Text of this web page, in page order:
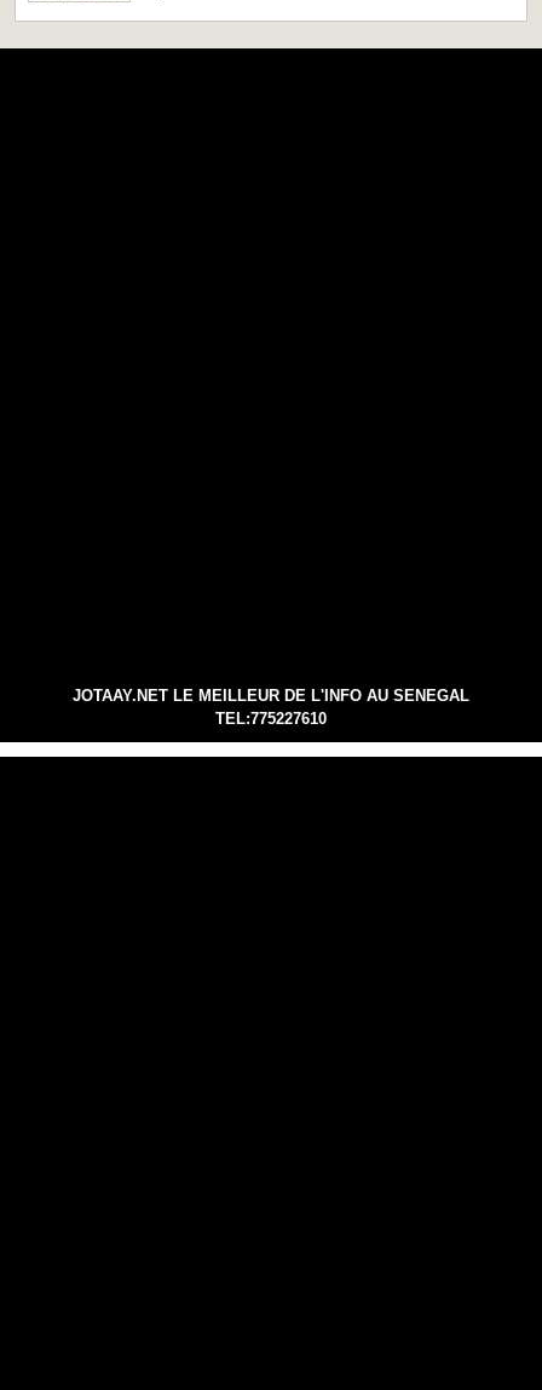
JOTAAY.NET LE MEILLEUR DE L'INFO AU SENEGAL
TEL:775227610